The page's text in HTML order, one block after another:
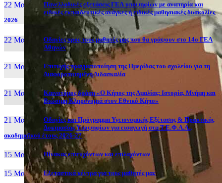
22 Μαι, 26
Πανελλαδικές εξετάσεις ΓΕΛ υποψηφίων με αναπηρία και
ειδικές εκπαιδευτικές ανάγκες ή ειδικές μαθησιακές δυσκολίες
2026
22 Μαι, 26
Οδηγίες προς τους μαθητές μας που θα γράψουν στο 14ο ΓΕΛ
Αθηνών
21 Μαι, 26
Επιτυχής πραγματοποίηση της Ημερίδας του σχολείου για τη
Διαφοροποιημένη Διδασκαλία
21 Μαι, 26
Καινοτόμος δράση «Ο Κήπος της Αμαλίας: Ιστορία, Μνήμη και
Βιώσιμη Κληρονομιά στον Εθνικό Κήπο»
21 Μαι, 26
Οδηγίες και Πρόγραμμα Υγειονομικής Εξέτασης & Πρακτικής
Δοκιμασίας Υποψηφίων για εισαγωγή στα Τ.Ε.Φ.Α.Α.,
ακαδημαϊκού έτους 2026-27
15 Μαι, 26 Πίνακας επιτυχόντων και επιλαχόντων
15 Μαι, 26 Εξεταστικά κέντρα για τους μαθητές μας